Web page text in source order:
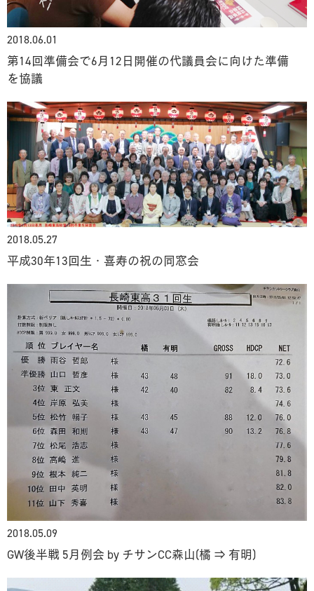
2018.06.01
第14回準備会で6月12日開催の代議員会に向けた準備
を協議
2018.05.27
平成30年13回生・喜寿の祝の同窓会
2018.05.09
GW後半戦 5月例会 by チサンCC森山(橘 ⇒ 有明)